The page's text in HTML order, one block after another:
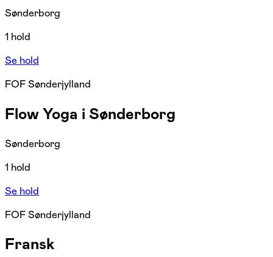
Sønderborg
1 hold
Se hold
FOF Sønderjylland
Flow Yoga i Sønderborg
Sønderborg
1 hold
Se hold
FOF Sønderjylland
Fransk